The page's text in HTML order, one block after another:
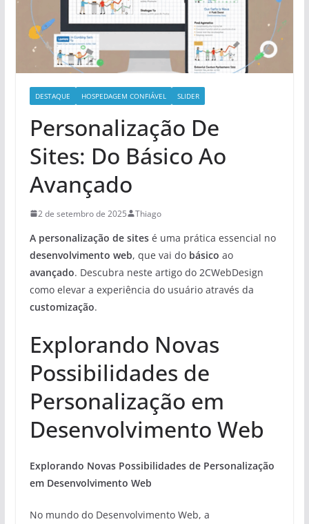
DESTAQUE HOSPEDAGEM CONFIÁVEL SLIDER
Personalização De
Sites: Do Básico Ao
Avançado
2 de setembro de 2025 Thiago
A personalização de sitesé uma prática essencial no
desenvolvimento web, que vai do básico ao
avançado. Descubra neste artigo do 2CWebDesign
como elevar a experiência do usuário através da
customização.
Explorando Novas
Possibilidades de
Personalização em
Desenvolvimento Web
Explorando Novas Possibilidades de Personalização
em Desenvolvimento Web
No mundo do Desenvolvimento Web, a